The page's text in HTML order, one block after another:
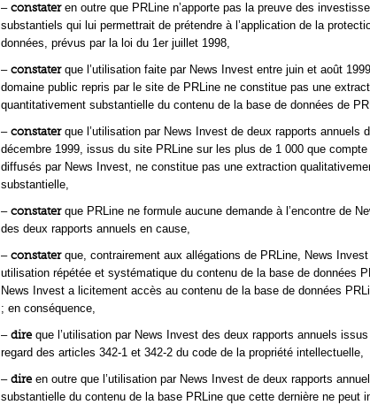
– constateren outre que PRLine n’apporte pas la preuve des
substantiels qui lui permettrait de prétendre à l’application de la
données, prévus par la loi du 1er juillet 1998,
– constaterque l’utilisation faite par News Invest entre juin et août
domaine public repris par le site de PRLine ne constitue pas une
quantitativement substantielle du contenu de la base de données de
– constaterque l’utilisation par News Invest de deux rapports annuels
décembre 1999, issus du site PRLine sur les plus de 1 000 que
diffusés par News Invest, ne constitue pas une extraction
substantielle,
– constaterque PRLine ne formule aucune demande à l’encontre de
des deux rapports annuels en cause,
– constaterque, contrairement aux allégations de PRLine, News
utilisation répétée et systématique du contenu de la base de données
News Invest a licitement accès au contenu de la base de données
; en conséquence,
– dire que l’utilisation par News Invest des deux rapports annuels
regard des articles 342-1 et 342-2 du code de la propriété intellectuelle,
– dire en outre que l’utilisation par News Invest de deux rapports
substantielle du contenu de la base PRLine que cette dernière ne peut